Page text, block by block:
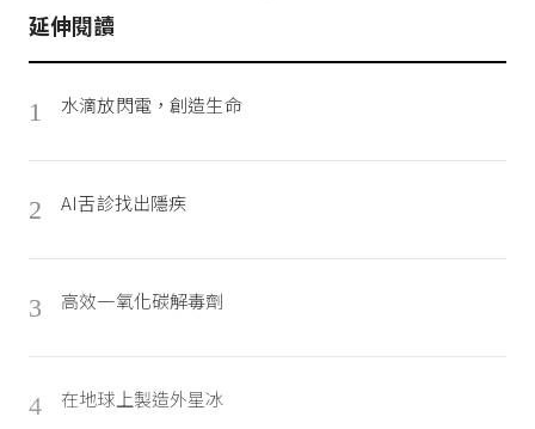
延伸閱讀
1 水滴放閃電，創造生命
2 AI舌診找出隱疾
3 高效一氧化碳解毒劑
4 在地球上製造外星冰